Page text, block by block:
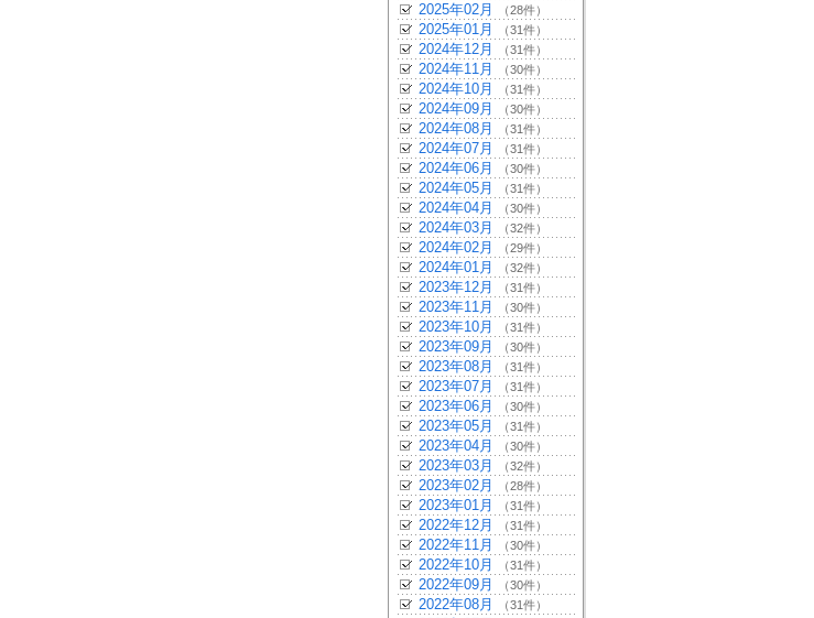
2025年02月 （28件）
2025年01月 （31件）
2024年12月 （31件）
2024年11月 （30件）
2024年10月 （31件）
2024年09月 （30件）
2024年08月 （31件）
2024年07月 （31件）
2024年06月 （30件）
2024年05月 （31件）
2024年04月 （30件）
2024年03月 （32件）
2024年02月 （29件）
2024年01月 （32件）
2023年12月 （31件）
2023年11月 （30件）
2023年10月 （31件）
2023年09月 （30件）
2023年08月 （31件）
2023年07月 （31件）
2023年06月 （30件）
2023年05月 （31件）
2023年04月 （30件）
2023年03月 （32件）
2023年02月 （28件）
2023年01月 （31件）
2022年12月 （31件）
2022年11月 （30件）
2022年10月 （31件）
2022年09月 （30件）
2022年08月 （31件）